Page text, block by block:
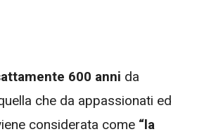
600 anni da
che da appassionati ed
considerata come “la